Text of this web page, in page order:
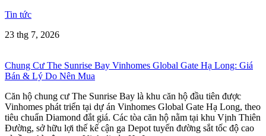
Tin tức
23 thg 7, 2026
Chung Cư The Sunrise Bay Vinhomes Global Gate Hạ Long: Giá
Bán & Lý Do Nên Mua
Căn hộ chung cư The Sunrise Bay là khu căn hộ đầu tiên được
Vinhomes phát triển tại dự án Vinhomes Global Gate Hạ Long, theo
tiêu chuẩn Diamond đắt giá. Các tòa căn hộ nằm tại khu Vịnh Thiên
Đường, sở hữu lợi thế kế cận ga Depot tuyến đường sắt tốc độ cao